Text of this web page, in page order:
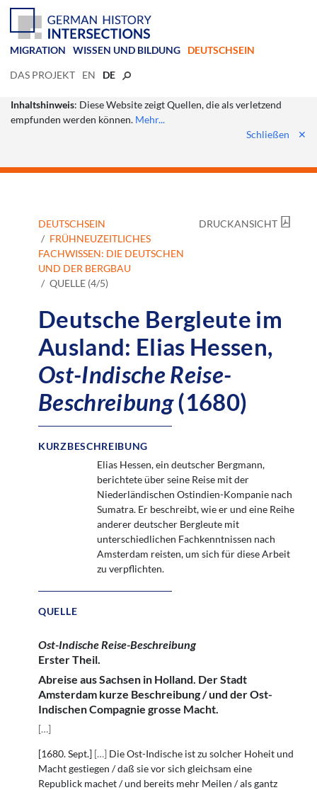
MIGRATION WISSEN UND BILDUNG DEUTSCHSEIN
DAS PROJEKT EN DE
Inhaltshinweis: Diese Website zeigt Quellen, die als verletzend
empfunden werden können. Mehr...
Schließen
✕
DEUTSCHSEIN
FRÜHNEUZEITLICHES
FACHWISSEN: DIE DEUTSCHEN
UND DER BERGBAU
QUELLE (4/5)
DRUCKANSICHT
Deutsche Bergleute im
Ausland: Elias Hessen,
Ost-Indische Reise-
Beschreibung(1680)
KURZBESCHREIBUNG
Elias Hessen, ein deutscher Bergmann,
berichtete über seine Reise mit der
Niederländischen Ostindien-Kompanie nach
Sumatra. Er beschreibt, wie er und eine Reihe
anderer deutscher Bergleute mit
unterschiedlichen Fachkenntnissen nach
Amsterdam reisten, um sich für diese Arbeit
zu verpflichten.
QUELLE
Ost-Indische Reise-Beschreibung
Erster Theil.
Abreise aus Sachsen in Holland. Der Stadt
Amsterdam kurze Beschreibung / und der Ost-
Indischen Compagnie grosse Macht.
[…]
[1680. Sept.] […] Die Ost-Indische ist zu solcher Hoheit und
Macht gestiegen / daß sie vor sich gleichsam eine
Republick machet / und bereits mehr Meilen / als gantz